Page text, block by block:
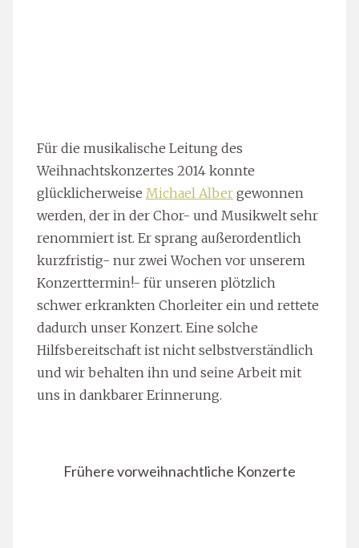
Für die musikalische Leitung des
Weihnachtskonzertes 2014 konnte
glücklicherweise Michael Alber gewonnen
werden, der in der Chor- und Musikwelt sehr
renommiert ist. Er sprang außerordentlich
kurzfristig- nur zwei Wochen vor unserem
Konzerttermin!- für unseren plötzlich
schwer erkrankten Chorleiter ein und rettete
dadurch unser Konzert. Eine solche
Hilfsbereitschaft ist nicht selbstverständlich
und wir behalten ihn und seine Arbeit mit
uns in dankbarer Erinnerung.
Frühere vorweihnachtliche Konzerte